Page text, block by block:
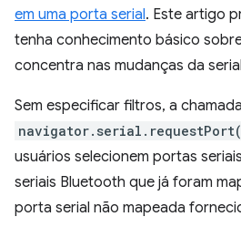
em uma porta serial. Este artigo
tenha conhecimento básico
concentra nas mudanças da
Sem especificar filtros, a chamada
usuários selecionem portas
seriais Bluetooth que já foram
porta serial não mapeada